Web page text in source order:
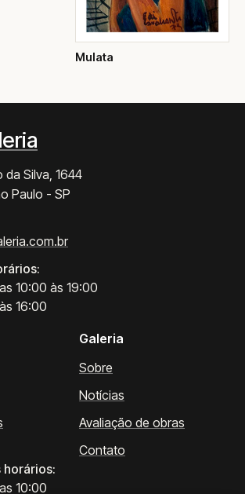
Mulata
da Silva, 1644
Paulo - SP
10:00 às 19:00
16:00
horários:
10:00
Galeria
Sobre
Notícias
Avaliação de obras
Contato